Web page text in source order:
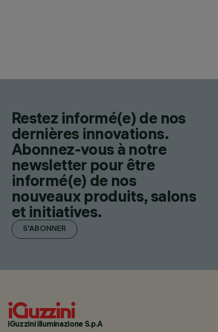
Restez informé(e) de nos
dernières innovations.
Abonnez-vous à notre
newsletter pour être
informé(e) de nos
nouveaux produits, salons
et initiatives.
S'ABONNER
iGuzzini illuminazione S.p.A